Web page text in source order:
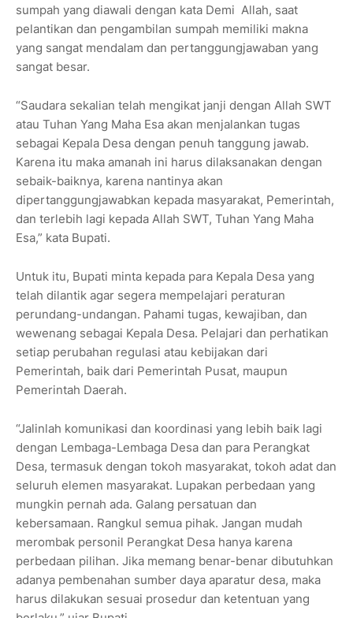
sumpah yang diawali dengan kata Demi Allah, saat
pelantikan dan pengambilan sumpah memiliki makna
yang sangat mendalam dan pertanggungjawaban yang
sangat besar.
“Saudara sekalian telah mengikat janji dengan Allah SWT
atau Tuhan Yang Maha Esa akan menjalankan tugas
sebagai Kepala Desa dengan penuh tanggung jawab.
Karena itu maka amanah ini harus dilaksanakan dengan
sebaik-baiknya, karena nantinya akan
dipertanggungjawabkan kepada masyarakat, Pemerintah,
dan terlebih lagi kepada Allah SWT, Tuhan Yang Maha
Esa,” kata Bupati.
Untuk itu, Bupati minta kepada para Kepala Desa yang
telah dilantik agar segera mempelajari peraturan
perundang-undangan. Pahami tugas, kewajiban, dan
wewenang sebagai Kepala Desa. Pelajari dan perhatikan
setiap perubahan regulasi atau kebijakan dari
Pemerintah, baik dari Pemerintah Pusat, maupun
Pemerintah Daerah.
“Jalinlah komunikasi dan koordinasi yang lebih baik lagi
dengan Lembaga-Lembaga Desa dan para Perangkat
Desa, termasuk dengan tokoh masyarakat, tokoh adat dan
seluruh elemen masyarakat. Lupakan perbedaan yang
mungkin pernah ada. Galang persatuan dan
kebersamaan. Rangkul semua pihak. Jangan mudah
merombak personil Perangkat Desa hanya karena
perbedaan pilihan. Jika memang benar-benar dibutuhkan
adanya pembenahan sumber daya aparatur desa, maka
harus dilakukan sesuai prosedur dan ketentuan yang